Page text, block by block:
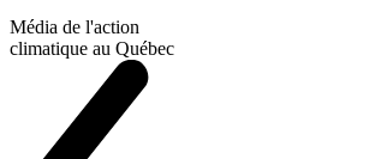
Média de l'action
climatique au Québec